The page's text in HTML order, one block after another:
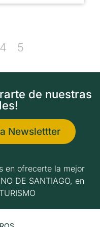
4 5
de nuestras
Newslettter
en ofrecerte la mejor
DE SANTIAGO, en